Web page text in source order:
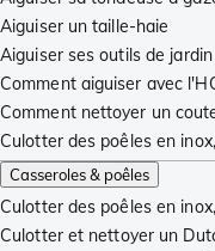
Aiguiser un taille-haie
Aiguiser ses outils de jardin
Comment aiguiser avec
Comment nettoyer un
Culotter des poêles en
Casseroles & poêles
Culotter des poêles en
Culotter et nettoyer un